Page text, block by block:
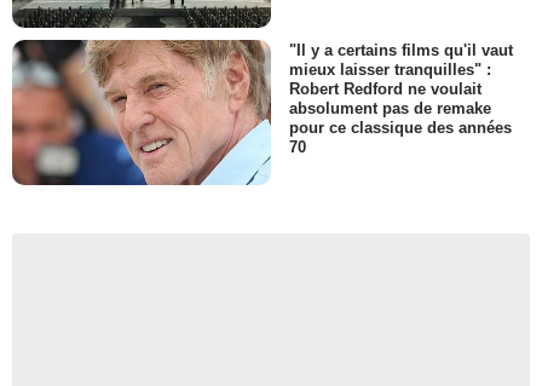
"Il y a certains films qu'il vaut
mieux laisser tranquilles" :
Robert Redford ne voulait
absolument pas de remake
pour ce classique des années
70